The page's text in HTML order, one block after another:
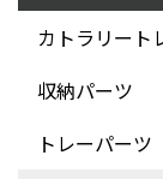
カトラリート
収納パーツ
トレーパーツ